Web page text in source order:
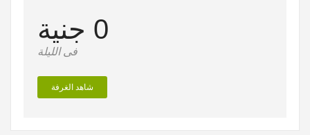
0 جنية
فى الليلة
شاهد الغرفة